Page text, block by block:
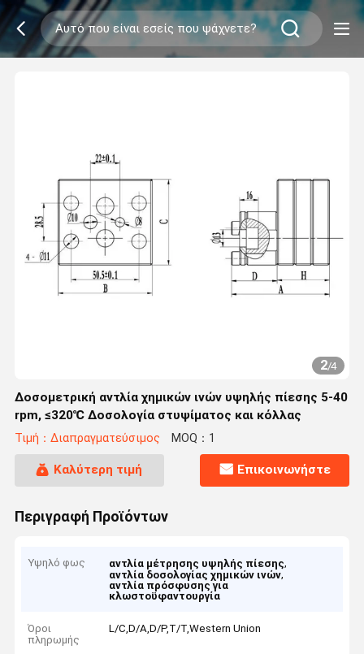
2/4
Δοσομετρική αντλία χημικών ινών υψηλής πίεσης 5-40
rpm, ≤320℃ Δοσολογία στυψίματος και κόλλας
Τιμή：Διαπραγματεύσιμος MOQ：1
Καλύτερη τιμή Επικοινωνήστε
Περιγραφή Προϊόντων
Υψηλό φως αντλία μέτρησης υψηλής πίεσης,
αντλία δοσολογίας χημικών ινών,
αντλία πρόσφυσης για
κλωστοϋφαντουργία
Όροι
πληρωμής
L/C,D/A,D/P,T/T,Western Union